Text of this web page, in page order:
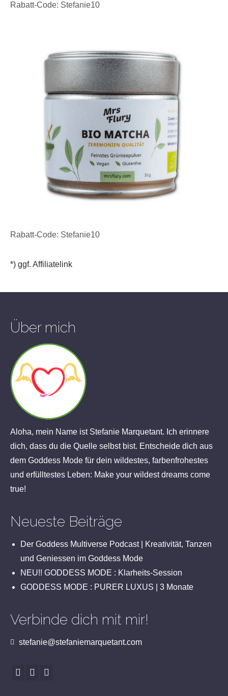
Rabatt-Code: Stefanie10
Rabatt-Code: Stefanie10
*) ggf. Affiliatelink
Über mich
Aloha, mein Name ist Stefanie Marquetant. Ich erinnere
dich, dass du die Quelle selbst bist. Entscheide dich aus
dem Goddess Mode für dein wildestes, farbenfrohestes
und erfülltestes Leben: Make your wildest dreams come
true!
Neueste Beiträge
Der Goddess Multiverse Podcast | Kreativität, Tanzen
und Geniessen im Goddess Mode
NEU!! GODDESS MODE : Klarheits-Session
GODDESS MODE : PURER LUXUS | 3 Monate
Verbinde dich mit mir!
stefanie@stefaniemarquetant.com